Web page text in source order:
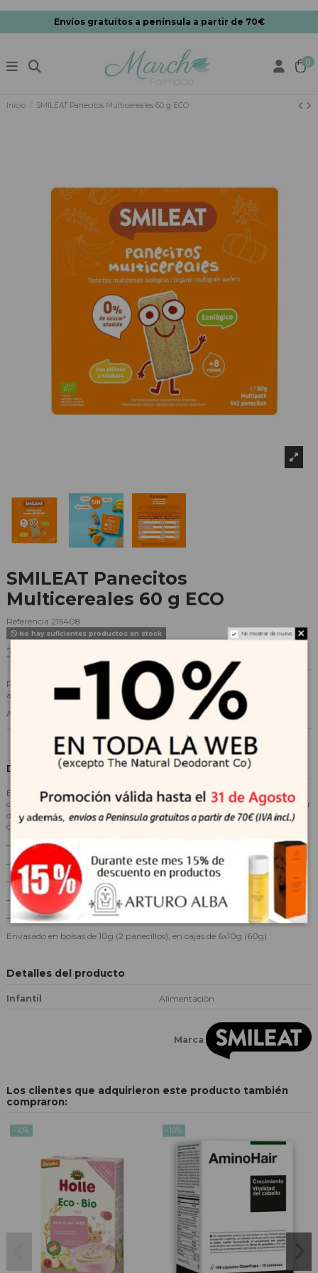
Envíos gratuitos a península a partir de 70€
0
Inicio SMILEAT Panecitos Multicereales 60 g ECO
SMILEAT Panecitos
Multicereales 60 g ECO
Referencia 215408
No hay suficientes productos en stock
3,49 €
Panecitos ecológicos multicereales con plátano y calabaza , sin sal ni
azúcar añadido, sin conservantes, sin colorantes y sin gluten.
A partir de 8 meses.
Descripción
El sustituto perfecto al currusco de pan para aliviar el dolor de las encías
cuando empiezan a romper los dientes. Se lo puedes dar a tu peque a partir
de que haya probado los cereales, la calabaza y el plátano y cuando sea
capaz de gestionar los sólidos.
– SIN Gluten.
– SIN Sal Ni Azúcar añadido.
– Ecológicos.
– Con alto contenido de Fibra
– Multipack 6×2
Envasado en bolsas de 10g (2 panecillos), en cajas de 6x10g (60g).
Detalles del producto
Infantil Alimentación
Marca
Los clientes que adquirieron este producto también
compraron:
-10% -10%
No mostrar de nuevo